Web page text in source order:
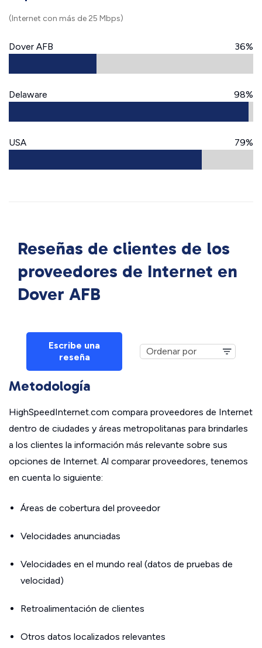
(Internet con más de 25 Mbps)
Dover AFB 36%
Delaware 98%
USA 79%
Reseñas de clientes de los
proveedores de Internet en
Dover AFB
Escribe una
reseña
Metodología
HighSpeedInternet.com compara proveedores de Internet
dentro de ciudades y áreas metropolitanas para brindarles
a los clientes la información más relevante sobre sus
opciones de Internet. Al comparar proveedores, tenemos
en cuenta lo siguiente:
Áreas de cobertura del proveedor
Velocidades anunciadas
Velocidades en el mundo real (datos de pruebas de
velocidad)
Retroalimentación de clientes
Otros datos localizados relevantes